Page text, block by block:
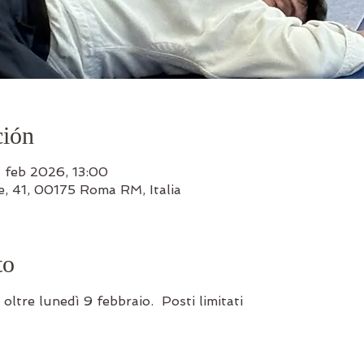
2026, 13:00
41, 00175 Roma RM, Italia
oltre lunedì 9 febbraio.  Posti limitati